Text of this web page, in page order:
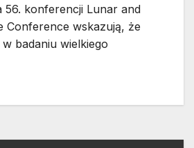
56. konferencji Lunar and
Conference wskazują, że
badaniu wielkiego